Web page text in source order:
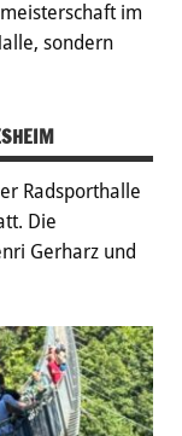
im
sondern
Radsporthalle
Die
Gerharz und